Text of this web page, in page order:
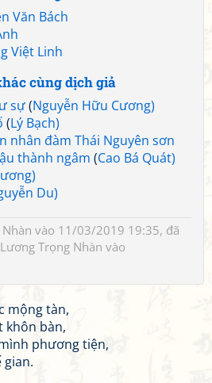
Văn Bách
Việt Linh
cùng dịch giả
sự(Nguyễn Hữu Cương)
(Lý Bạch)
nhân đàm Thái Nguyên sơn
thành ngâm (Cao Bá Quát)
Du)
vào 11/03/2019 19:35, đã
Lương Trọng Nhàn vào
mộng tàn,
khôn bàn,
phương tiện,